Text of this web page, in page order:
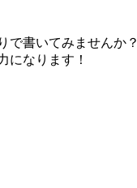
で書いてみませんか？
になります！